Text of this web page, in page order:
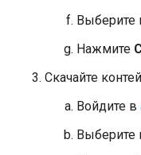
Выберите
Нажмите
Скачайте
Войдите в
Выберите